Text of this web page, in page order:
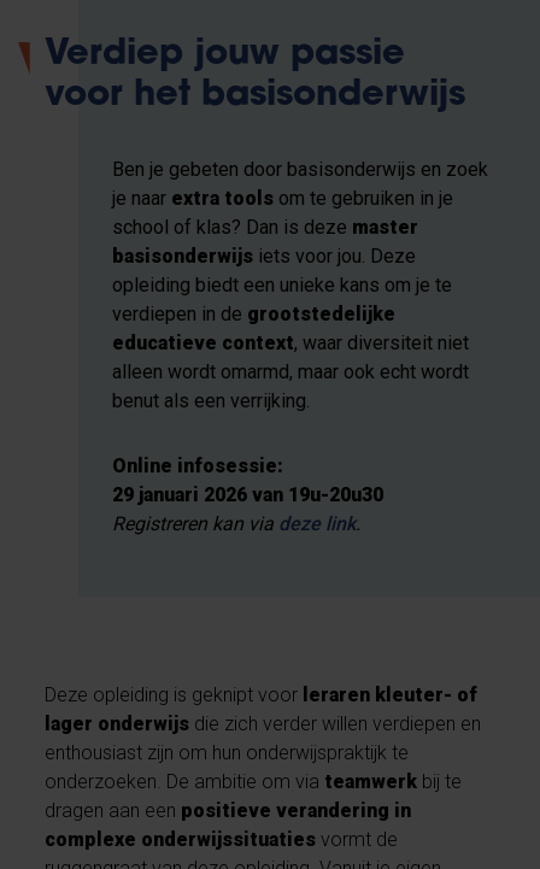
Verdiep jouw passie
voor het basisonderwijs
Ben je gebeten door basisonderwijs en zoek
je naar extra tools om te gebruiken in je
school of klas? Dan is deze master
basisonderwijs iets voor jou. Deze
opleiding biedt een unieke kans om je te
verdiepen in de grootstedelijke
educatieve context, waar diversiteit niet
alleen wordt omarmd, maar ook echt wordt
benut als een verrijking.
Online infosessie:
29 januari 2026 van 19u-20u30
Registreren kan via deze link.
Deze opleiding is geknipt voor leraren kleuter- of
lager onderwijs die zich verder willen verdiepen en
enthousiast zijn om hun onderwijspraktijk te
onderzoeken. De ambitie om via teamwerk bij te
dragen aan een positieve verandering in
complexe onderwijssituaties vormt de